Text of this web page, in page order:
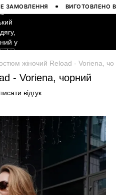
ВИГОТОВЛЕНО В
жіночий Reload - Voriena,
- Voriena, чорний
відгук